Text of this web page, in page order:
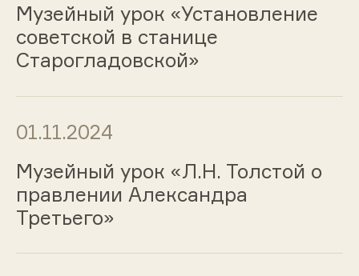
Музейный урок «Установление
советской в станице
Старогладовской»
01.11.2024
Музейный урок «Л.Н. Толстой о
правлении Александра
Третьего»